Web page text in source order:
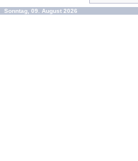
Sonntag, 09. August 2026